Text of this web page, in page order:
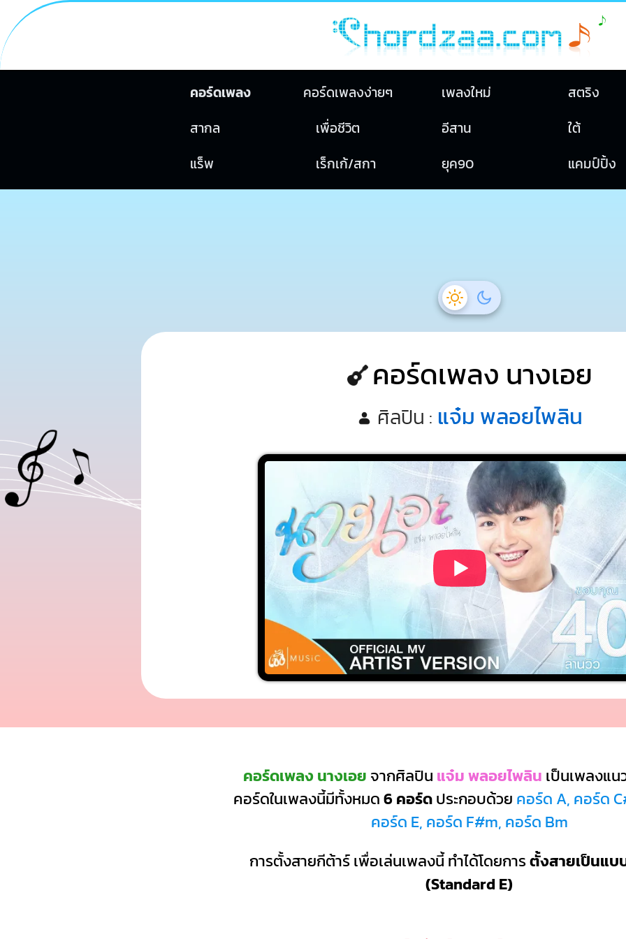
คอร์ดเพลง คอร์ดเพลงง่ายๆ เพลงใหม่
สตริง
สากล
เพื่อชีวิต อีสาน
ใต้
แร็พ
เร็กเก้/สกา ยุค90 แคมป์ปิ้ง
คอร์ดเพลง นางเอย
ศิลปิน : แจ๋ม พลอยไพลิน
คอร์ดเพลง นางเอย จากศิลปิน แจ๋ม พลอยไพลิน เป็นเพลงแน
คอร์ดในเพลงนี้มีทั้งหมด6 คอร์ดประกอบด้วย คอร์ด A, คอร์ด
คอร์ด E, คอร์ด F#m, คอร์ด Bm
การตั้งสายกีต้าร์ เพื่อเล่นเพลงนี้ ทำได้โดยการตั้งสายเป็นแบ
(Standard E)